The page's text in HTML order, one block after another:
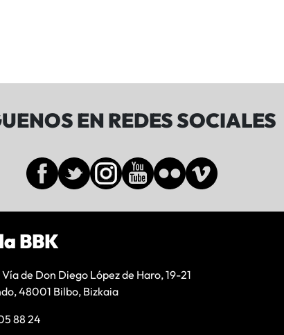
EN REDES SOCIALES
BBK
de Don Diego López de Haro, 19-21
48001 Bilbo, Bizkaia
88 24